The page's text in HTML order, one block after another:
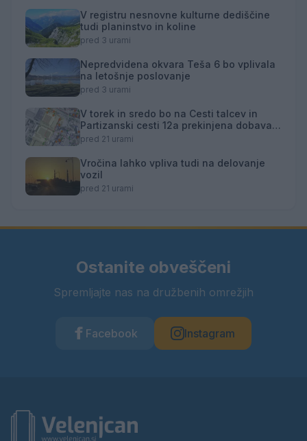
V registru nesnovne kulturne dediščine
tudi planinstvo in koline
pred 3 urami
Nepredvidena okvara Teša 6 bo vplivala
na letošnje poslovanje
pred 3 urami
V torek in sredo bo na Cesti talcev in
Partizanski cesti 12a prekinjena dobava
toplotne energije
pred 21 urami
Vročina lahko vpliva tudi na delovanje
vozil
pred 21 urami
Ostanite obveščeni
Spremljajte nas na družbenih omrežjih
Facebook Instagram